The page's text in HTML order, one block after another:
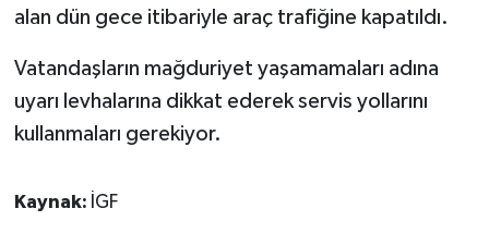
alan dün gece itibariyle araç trafiğine kapatıldı.
Vatandaşların mağduriyet yaşamamaları adına
uyarı levhalarına dikkat ederek servis yollarını
kullanmaları gerekiyor.
Kaynak: İGF